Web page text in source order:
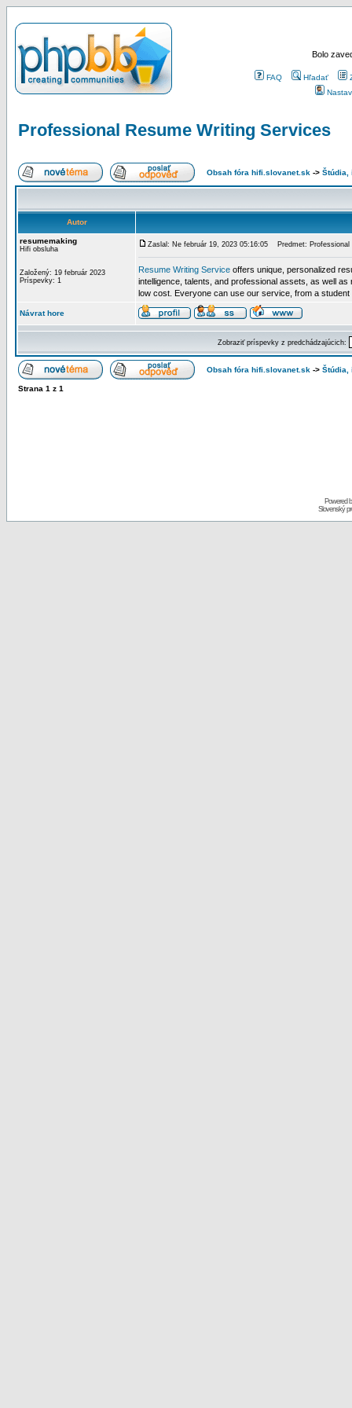
Bolo
FAQ Hľadať
Professional Resume Writing Services
Obsah fóra hifi.slovanet.sk -> Štúdia,
Autor
resumemaking
Hifi obsluha
Založený: 19 február 2023
Príspevky: 1
Zaslal: Ne február 19, 2023 05:16:05 Predmet: Professional
Resume Writing Service offers unique, personalized
intelligence, talents, and professional assets, as well
low cost. Everyone can use our service, from a
Návrat hore
Zobraziť príspevky z predchádzajúcich:
Obsah fóra hifi.slovanet.sk -> Štúdia,
Strana 1 z 1
Powered
Slovenský